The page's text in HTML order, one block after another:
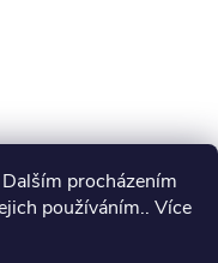
procházením
používáním.. Více